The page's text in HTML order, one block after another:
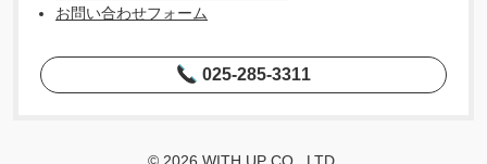
お問い合わせフォーム
025-285-3311
© 2026 WITH UP CO., LTD.